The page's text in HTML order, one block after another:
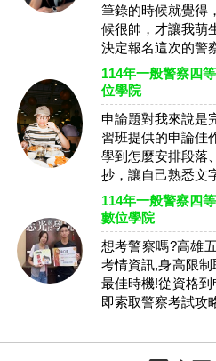
筆錄的時候就覺得
候很帥，才讓我萌
決定報名這次的警
114年一般警察四
位學院
申論題對我來說是
習班提供的申論佳
學到怎麼安排段落
抄，讓自己熟悉文
114年一般警察四
數位學院
想考警察嗎?高雄
考情資訊,身高限
最佳時機!從資格
即索取警察考試攻